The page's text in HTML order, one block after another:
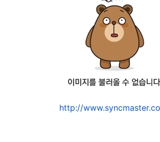
http://